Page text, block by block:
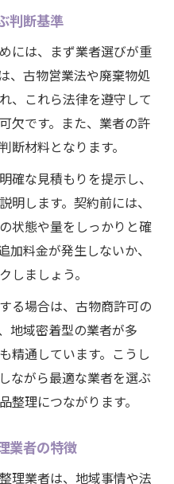
判断基準
には、まず業者選びが重
、古物営業法や廃棄物処
、これら法律を遵守して
欠です。また、業者の許
断材料となります。
確な見積もりを提示し、
明します。契約前には、
状態や量をしっかりと確
加料金が発生しないか、
しましょう。
る場合は、古物商許可の
地域密着型の業者が多
精通しています。こうし
ながら最適な業者を選ぶ
整理につながります。
業者の特徴
理業者は、地域事情や法